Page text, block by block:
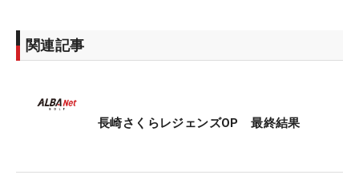
1オーバー・15位タイだった。
関連記事
長崎さくらレジェンズOP 最終結果